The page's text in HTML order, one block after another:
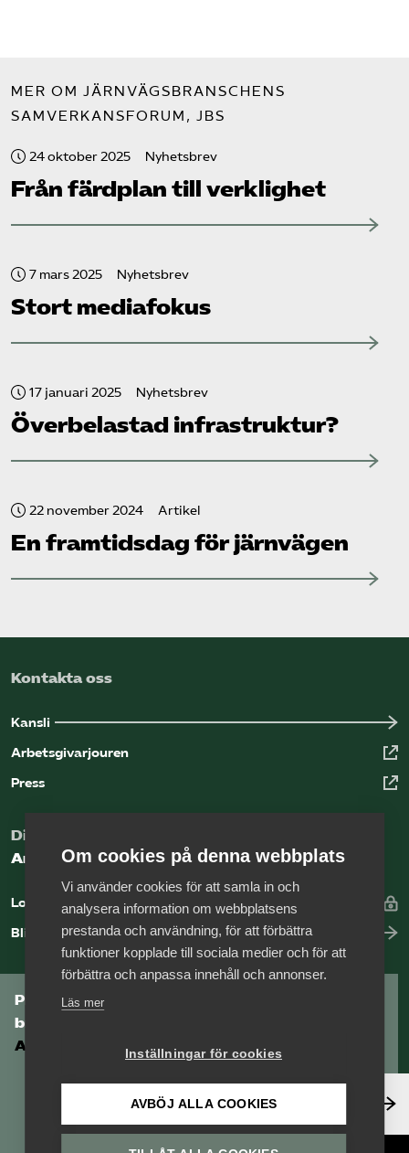
MER OM JÄRNVÄGSBRANSCHENS
SAMVERKANSFORUM, JBS
24 oktober 2025 Nyhetsbrev
Från färdplan till verklighet
7 mars 2025 Nyhetsbrev
Stort mediafokus
17 januari 2025 Nyhetsbrev
Överbelastad infrastruktur?
22 november 2024 Artikel
En framtidsdag för järnvägen
Kontakta oss
Kansli
Arbetsgivarjouren
Press
Digital kunskapsbank för arbetsgivare
Arbetsgivarguiden
Logga in
Bli medlem
Prenumerera på Tågföretagens
branschnyhetsbrev
Aktuell info direkt i din inkorg.
Anmäl dig här
Om cookies på denna webbplats
Vi använder cookies för att samla in och
analysera information om webbplatsens
prestanda och användning, för att förbättra
funktioner kopplade till sociala medier och för att
förbättra och anpassa innehåll och annonser.
Läs mer
Inställningar för cookies
AVBÖJ ALLA COOKIES